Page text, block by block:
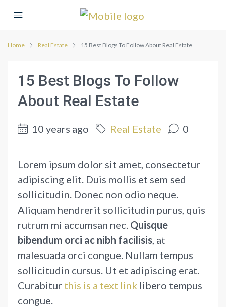
Home Real Estate 15 Best Blogs To Follow About Real Estate
15 Best Blogs To Follow
About Real Estate
10 years ago Real Estate 0
Lorem ipsum dolor sit amet, consectetur
adipiscing elit. Duis mollis et sem sed
sollicitudin. Donec non odio neque.
Aliquam hendrerit sollicitudin purus, quis
rutrum mi accumsan nec. Quisque
bibendum orci ac nibh facilisis, at
malesuada orci congue. Nullam tempus
sollicitudin cursus. Ut et adipiscing erat.
Curabitur this is a text link libero tempus
congue.